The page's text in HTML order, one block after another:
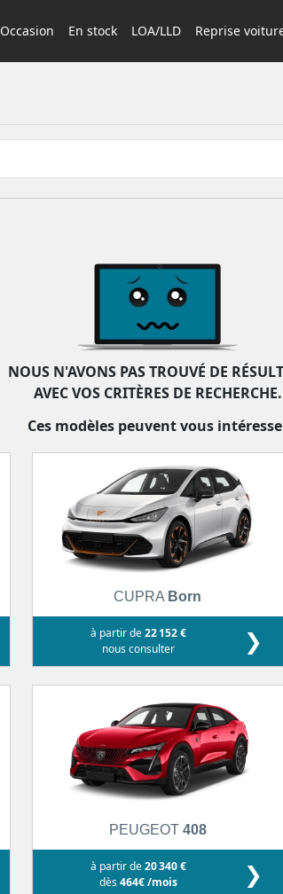
Occasion En stock LOA/LLD Reprise
NOUS N'AVONS PAS TROUVÉ DE
AVEC VOS CRITÈRES DE RECHERCHE.
Ces modèles peuvent vous
CUPRA Born
à partir de22 152 €
nous consulter
❯
PEUGEOT 408
à partir de20 340 €
dès464€ /mois ❯